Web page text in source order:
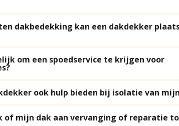
dakbedekking kan een dakdekker
om een spoedservice te krijgen voor
ook hulp bieden bij isolatie van
of mijn dak aan vervanging of reparatie